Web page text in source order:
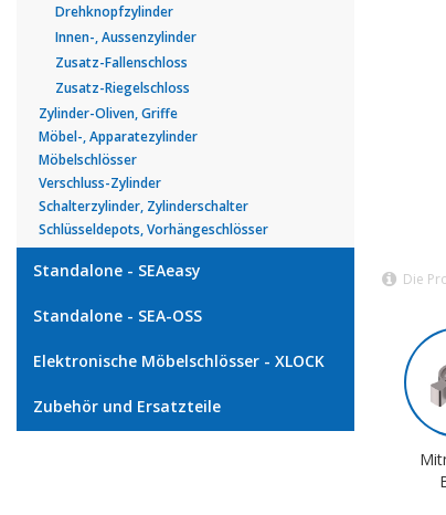
Drehknopfzylinder
Innen-, Aussenzylinder
Zusatz-Fallenschloss
Zusatz-Riegelschloss
Zylinder-Oliven, Griffe
Möbel-, Apparatezylinder
Möbelschlösser
Verschluss-Zylinder
Schalterzylinder, Zylinderschalter
Schlüsseldepots, Vorhängeschlösser
Standalone - SEAeasy
Standalone - SEA-OSS
Elektronische Möbelschlösser - XLOCK
Zubehör und Ersatzteile
Die